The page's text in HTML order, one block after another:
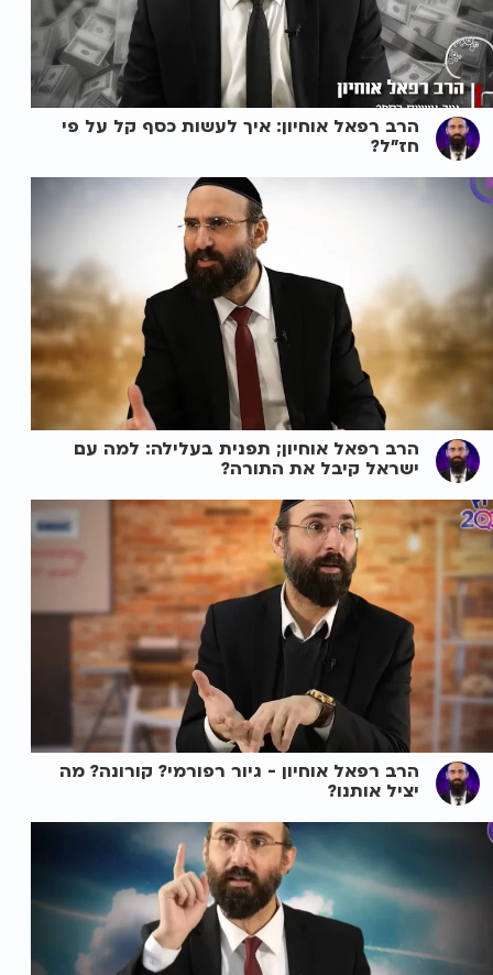
הרב רפאל אוחיון: איך לעשות כסף קל על פי
חז"ל?
הרב רפאל אוחיון; תפנית בעלילה: למה עם
ישראל קיבל את התורה?
הרב רפאל אוחיון - גיור רפורמי? קורונה? מה
יציל אותנו?